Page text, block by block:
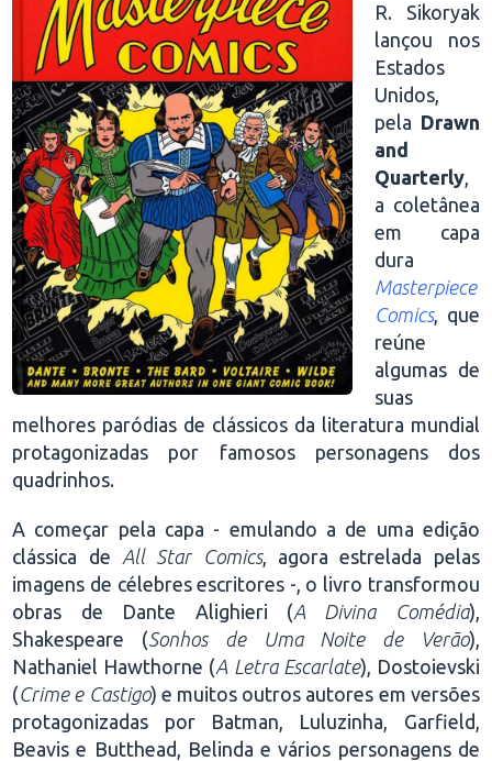
R. Sikoryak
lançou nos
Estados
Unidos,
pela Drawn
and
Quarterly,
a coletânea
em capa
dura
Masterpiece
Comics, que
reúne
algumas de
suas
melhores paródias de clássicos da literatura mundial
protagonizadas por famosos personagens dos
quadrinhos.
A começar pela capa - emulando a de uma edição
clássica de All Star Comics, agora estrelada pelas
imagens de célebres escritores -, o livro transformou
obras de Dante Alighieri (A Divina Comédia),
Shakespeare (Sonhos de Uma Noite de Verão),
Nathaniel Hawthorne (A Letra Escarlate), Dostoievski
(Crime e Castigo) e muitos outros autores em versões
protagonizadas por Batman, Luluzinha, Garfield,
Beavis e Butthead, Belinda e vários personagens de